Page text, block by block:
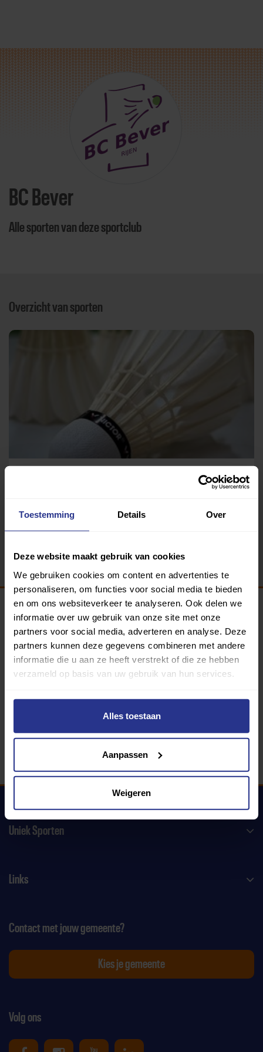
Toestemming Details Over
Deze website maakt gebruik van cookies
We gebruiken cookies om content en advertenties te
personaliseren, om functies voor social media te bieden
en om ons websiteverkeer te analyseren. Ook delen we
informatie over uw gebruik van onze site met onze
partners voor social media, adverteren en analyse. Deze
partners kunnen deze gegevens combineren met andere
informatie die u aan ze heeft verstrekt of die ze hebben
verzameld op basis van uw gebruik van hun services.
Alles toestaan
Aanpassen
Weigeren
Direct door naar content
BC Bever
Alle sporten van deze sportclub
Overzicht van sporten
Programma van:
340 gemeenten
Uniek Sporten
Links
Volg ons
Contact met jouw gemeente?
Kies je gemeente